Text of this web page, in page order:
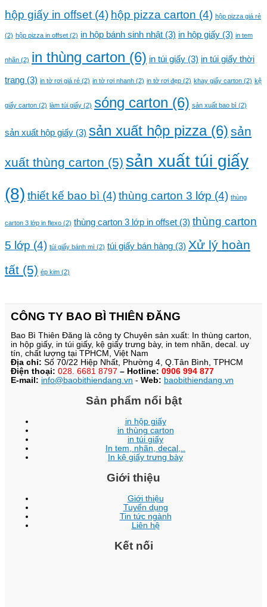
hộp giấy in offset(4) hộp pizza carton (4) hộp pizza giá rẻ
(2) hộp pizza in offset (2) in hộp bánh sinh nhật (3) in hộp giấy (3) in tem
nhãn (2) in thùng carton (6) in túi giấy (3) in túi giấy thời
trang (3) in tờ rơi giá rẻ (2) in tờ rơi nhanh (2) in tờ rơi đẹp (2) khay giấy carton (2) kệ
giấy carton (2) làm túi giấy (2) sóng carton (6) sản xuất bao bì (2)
sản xuất hộp giấy (3) sản xuất hộp pizza(6) sản
xuất thùng carton (5) sản xuất túi giấy
(8) thiết kế bao bì (4)thùng carton 3 lớp (4) thùng
carton 3 lớp in flexo (2) thùng carton 3 lớp in offset (3) thùng carton
5 lớp (4) túi giấy bánh mì (2) túi giấy bán hàng (3) Xử lý hoàn
tất (5) ép kim (2)
CÔNG TY BAO BÌ THIÊN ĐĂNG
Bao Bì Thiên Đăng là công ty Chuyên sản xuất: In thùng carton,
in hộp giấy, in túi giấy, kệ giấy trưng bày, in tem nhãn, decal. uy
tín, chất lượng tại TPHCM, Việt Nam
Địa chỉ: Số 70/22 Hiệp Nhất, Phường 4, Q.Tân Bình, TPHCM
Điện thoại: 028. 6681 8797 – Hotline: 0906 994 877
E-mail: info@baobithiendang.vn - Web: baobithiendang.vn
Sản phẩm nổi bật
in hộp giấy
in thùng carton
in túi giấy
In tem, nhãn, decal,..
In kệ giấy trưng bày
Giới thiệu
Giới thiệu
Tuyển dụng
Tin tức ngành
Liên hệ
Kết nối